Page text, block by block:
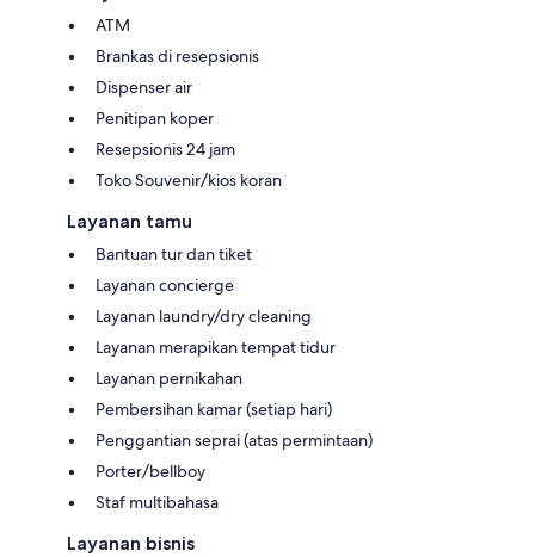
ATM
Brankas di resepsionis
Dispenser air
Penitipan koper
Resepsionis 24 jam
Toko Souvenir/kios koran
Layanan tamu
Bantuan tur dan tiket
Layanan concierge
Layanan laundry/dry cleaning
Layanan merapikan tempat tidur
Layanan pernikahan
Pembersihan kamar (setiap hari)
Penggantian seprai (atas permintaan)
Porter/bellboy
Staf multibahasa
Layanan bisnis